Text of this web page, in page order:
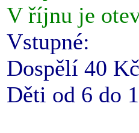
V říjnu je
Vstupné:
Dospělí 40 Kč
Děti od 6 do